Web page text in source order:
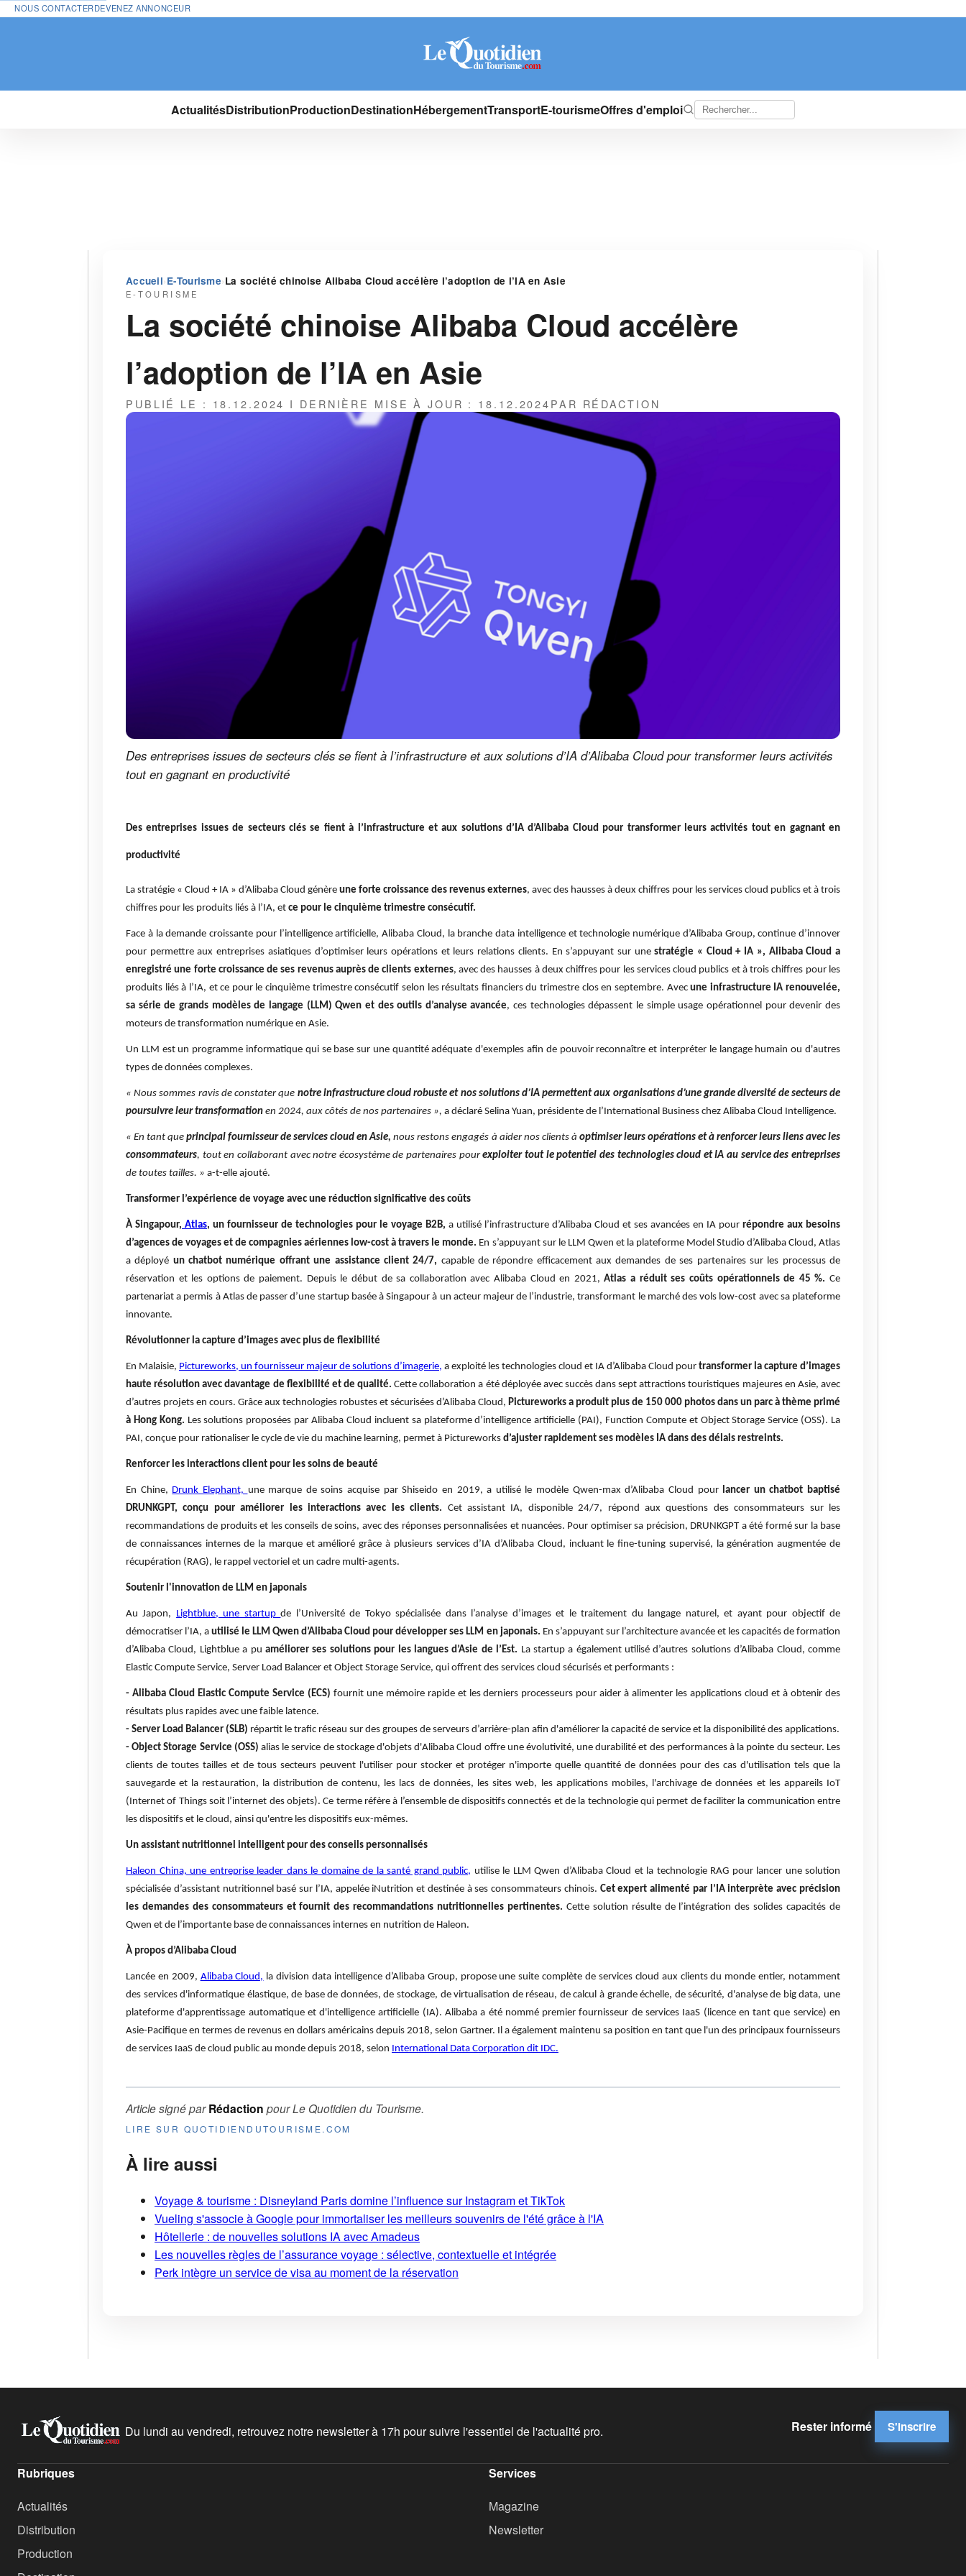
NOUS CONTACTERDEVENEZ ANNONCEUR
ActualitésDistributionProductionDestinationHébergementTransportE-tourismeOffres d'emploi
Accueil›E-Tourisme›La société chinoise Alibaba Cloud accélère l’adoption de l’IA en Asie
E-TOURISME
La société chinoise Alibaba Cloud accélère
l’adoption de l’IA en Asie
PUBLIÉ LE : 18.12.2024 I DERNIÈRE MISE À JOUR : 18.12.2024PAR RÉDACTION
Des entreprises issues de secteurs clés se fient à l’infrastructure et aux solutions d’IA d’Alibaba Cloud pour transformer leurs activités
tout en gagnant en productivité
Des entreprises issues de secteurs clés se fient à l’infrastructure et aux solutions d’IA d’Alibaba Cloud pour transformer leurs activités tout en gagnant en
productivité
La stratégie « Cloud + IA » d’Alibaba Cloud génère une forte croissance des revenus externes, avec des hausses à deux chiffres pour les services cloud publics et à trois
chiffres pour les produits liés à l’IA, et ce pour le cinquième trimestre consécutif.
Face à la demande croissante pour l’intelligence artificielle, Alibaba Cloud, la branche data intelligence et technologie numérique d’Alibaba Group, continue d’innover
pour permettre aux entreprises asiatiques d’optimiser leurs opérations et leurs relations clients. En s’appuyant sur unestratégie « Cloud + IA », Alibaba Cloud a
enregistré une forte croissance de ses revenus auprès de clients externes, avec des hausses à deux chiffres pour les services cloud publics et à trois chiffres pour les
produits liés à l’IA, et ce pour le cinquième trimestre consécutif selon les résultats financiers du trimestre clos en septembre. Avecune infrastructure IA renouvelée,
sa série de grands modèles de langage (LLM) Qwen et des outils d’analyse avancée, ces technologies dépassent le simple usage opérationnel pour devenir des
moteurs de transformation numérique en Asie.
Un LLM est un programme informatique qui se base sur une quantité adéquate d'exemples afin de pouvoir reconnaître et interpréter le langage humain ou d'autres
types de données complexes.
« Nous sommes ravis de constater que notre infrastructure cloud robuste et nos solutions d’IA permettent aux organisations d’une grande diversité de secteurs de
poursuivre leur transformation en 2024, aux côtés de nos partenaires », a déclaré Selina Yuan, présidente de l’International Business chez Alibaba Cloud Intelligence.
« En tant queprincipal fournisseur de services cloud en Asie, nous restons engagés à aider nos clients à optimiser leurs opérations et à renforcer leurs liens avec les
consommateurs, tout en collaborant avec notre écosystème de partenaires pourexploiter tout le potentiel des technologies cloud et IA au service des entreprises
de toutes tailles. » a-t-elle ajouté.
Transformer l’expérience de voyage avec une réduction significative des coûts
À Singapour, Atlas, un fournisseur de technologies pour le voyage B2B, a utilisé l’infrastructure d’Alibaba Cloud et ses avancées en IA pour répondre aux besoins
d’agences de voyages et de compagnies aériennes low-cost à travers le monde. En s’appuyant sur le LLM Qwen et la plateforme Model Studio d’Alibaba Cloud, Atlas
a déployé un chatbot numérique offrant une assistance client 24/7, capable de répondre efficacement aux demandes de ses partenaires sur les processus de
réservation et les options de paiement. Depuis le début de sa collaboration avec Alibaba Cloud en 2021,Atlas a réduit ses coûts opérationnels de 45 %. Ce
partenariat a permis à Atlas de passer d’une startup basée à Singapour à un acteur majeur de l’industrie, transformant le marché des vols low-cost avec sa plateforme
innovante.
Révolutionner la capture d’images avec plus de flexibilité
En Malaisie, Pictureworks, un fournisseur majeur de solutions d’imagerie, a exploité les technologies cloud et IA d’Alibaba Cloud pour transformer la capture d’images
haute résolution avec davantage de flexibilité et de qualité. Cette collaboration a été déployée avec succès dans sept attractions touristiques majeures en Asie, avec
d’autres projets en cours. Grâce aux technologies robustes et sécurisées d’Alibaba Cloud, Pictureworks a produit plus de 150 000 photos dans un parc à thème primé
à Hong Kong. Les solutions proposées par Alibaba Cloud incluent sa plateforme d’intelligence artificielle (PAI), Function Compute et Object Storage Service (OSS). La
PAI, conçue pour rationaliser le cycle de vie du machine learning, permet à Pictureworks d’ajuster rapidement ses modèles IA dans des délais restreints.
Renforcer les interactions client pour les soins de beauté
En Chine, Drunk Elephant, une marque de soins acquise par Shiseido en 2019, a utilisé le modèle Qwen-max d’Alibaba Cloud pour lancer un chatbot baptisé
DRUNKGPT, conçu pour améliorer les interactions avec les clients. Cet assistant IA, disponible 24/7, répond aux questions des consommateurs sur les
recommandations de produits et les conseils de soins, avec des réponses personnalisées et nuancées. Pour optimiser sa précision, DRUNKGPT a été formé sur la base
de connaissances internes de la marque et amélioré grâce à plusieurs services d’IA d’Alibaba Cloud, incluant le fine-tuning supervisé, la génération augmentée de
récupération (RAG), le rappel vectoriel et un cadre multi-agents.
Soutenir l'innovation de LLM en japonais
Au Japon, Lightblue, une startupde l’Université de Tokyo spécialisée dans l’analyse d’images et le traitement du langage naturel, et ayant pour objectif de
démocratiser l’IA, autilisé le LLM Qwen d’Alibaba Cloud pour développer ses LLM en japonais. En s’appuyant sur l’architecture avancée et les capacités de formation
d’Alibaba Cloud, Lightblue a pu améliorer ses solutions pour les langues d’Asie de l’Est. La startup a également utilisé d’autres solutions d’Alibaba Cloud, comme
Elastic Compute Service, Server Load Balancer et Object Storage Service, qui offrent des services cloud sécurisés et performants :
- Alibaba Cloud Elastic Compute Service (ECS) fournit une mémoire rapide et les derniers processeurs pour aider à alimenter les applications cloud et à obtenir des
résultats plus rapides avec une faible latence.
- Server Load Balancer (SLB) répartit le trafic réseau sur des groupes de serveurs d’arrière-plan afin d'améliorer la capacité de service et la disponibilité des applications.
- Object Storage Service (OSS) alias le service de stockage d'objets d'Alibaba Cloud offre une évolutivité, une durabilité et des performances à la pointe du secteur. Les
clients de toutes tailles et de tous secteurs peuvent l'utiliser pour stocker et protéger n'importe quelle quantité de données pour des cas d'utilisation tels que la
sauvegarde et la restauration, la distribution de contenu, les lacs de données, les sites web, les applications mobiles, l'archivage de données et les appareils IoT
(Internet of Things soit l’internet des objets). Ce terme réfère à l’ensemble de dispositifs connectés et de la technologie qui permet de faciliter la communication entre
les dispositifs et le cloud, ainsi qu'entre les dispositifs eux-mêmes.
Un assistant nutritionnel intelligent pour des conseils personnalisés
Haleon China, une entreprise leader dans le domaine de la santé grand public, utilise le LLM Qwen d’Alibaba Cloud et la technologie RAG pour lancer une solution
spécialisée d’assistant nutritionnel basé sur l’IA, appelée iNutrition et destinée à ses consommateurs chinois. Cet expert alimenté par l’IA interprète avec précision
les demandes des consommateurs et fournit des recommandations nutritionnelles pertinentes. Cette solution résulte de l’intégration des solides capacités de
Qwen et de l’importante base de connaissances internes en nutrition de Haleon.
À propos d’Alibaba Cloud
Lancée en 2009, Alibaba Cloud, la division data intelligence d’Alibaba Group, propose une suite complète de services cloud aux clients du monde entier, notamment
des services d'informatique élastique, de base de données, de stockage, de virtualisation de réseau, de calcul à grande échelle, de sécurité, d'analyse de big data, une
plateforme d'apprentissage automatique et d'intelligence artificielle (IA). Alibaba a été nommé premier fournisseur de services IaaS (licence en tant que service) en
Asie-Pacifique en termes de revenus en dollars américains depuis 2018, selon Gartner. Il a également maintenu sa position en tant que l'un des principaux fournisseurs
de services IaaS de cloud public au monde depuis 2018, selon International Data Corporation dit IDC.
Article signé parRédaction pourLe Quotidien du Tourisme.
LIRE SUR QUOTIDIENDUTOURISME.COM
À lire aussi
Voyage & tourisme : Disneyland Paris domine l’influence sur Instagram et TikTok
Vueling s'associe à Google pour immortaliser les meilleurs souvenirs de l'été grâce à l'IA
Hôtellerie : de nouvelles solutions IA avec Amadeus
Les nouvelles règles de l’assurance voyage : sélective, contextuelle et intégrée
Perk intègre un service de visa au moment de la réservation
Du lundi au vendredi, retrouvez notre newsletter à 17h pour suivre l'essentiel de l'actualité pro. Rester informé S'inscrire
Rubriques
Actualités
Distribution
Production
Services
Magazine
Newsletter